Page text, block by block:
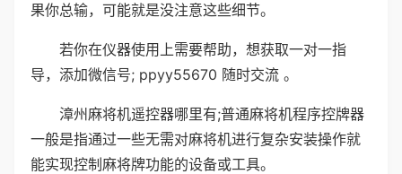
果你总输，可能就是没注意这些细节。
若你在仪器使用上需要帮助，想获取一对一指
导，添加微信号; ppyy55670 随时交流 。
漳州麻将机遥控器哪里有;普通麻将机程序控牌器
一般是指通过一些无需对麻将机进行复杂安装操作就
能实现控制麻将牌功能的设备或工具。